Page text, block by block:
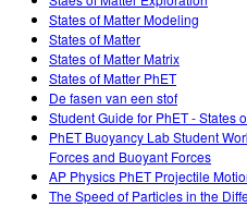
SceneryStack OSE
Impact Report
States of Matter Modeling
States of Matter
States of Matter Matrix
States of Matter PhET
De fasen van een stof
Student Guide for PhET - States
PhET Buoyancy Lab Student
Forces and Buoyant Forces
AP Physics PhET Projectile
The Speed of Particles in the